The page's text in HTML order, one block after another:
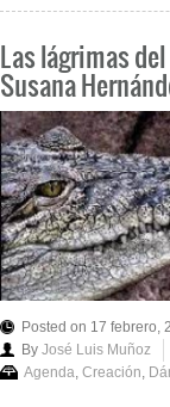
Las lágrimas
Susana
Posted on 17 febrero,
By José Luis Muñoz
Agenda, Creación,